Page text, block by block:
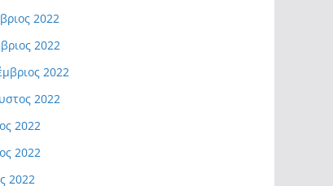
2022
2022
2022
2022
2022
2022
2022